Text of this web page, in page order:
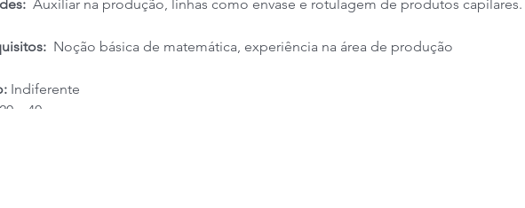
Auxiliar na produção, linhas como envase e rotulagem de produtos capilares.
Noção básica de matemática, experiência na área de produção
Indiferente
20 a 40 anos